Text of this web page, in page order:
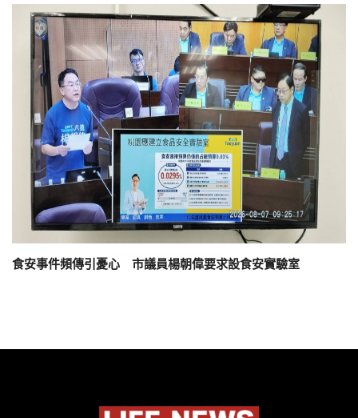
食安事件頻傳引憂心 市議員楊朝偉要求設食安實驗室